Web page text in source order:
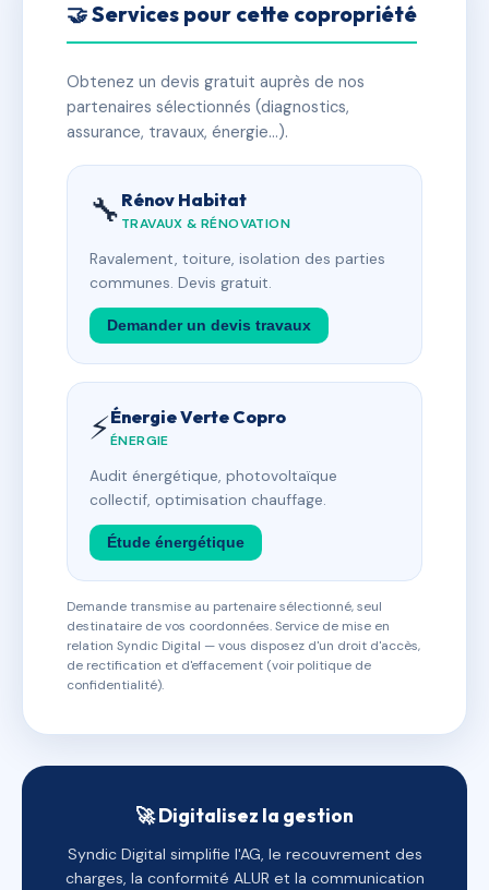
🤝 Services pour cette copropriété
Obtenez un devis gratuit auprès de nos
partenaires sélectionnés (diagnostics,
assurance, travaux, énergie…).
🔧 Rénov Habitat
TRAVAUX & RÉNOVATION
Ravalement, toiture, isolation des parties
communes. Devis gratuit.
Demander un devis travaux
⚡Énergie Verte Copro
ÉNERGIE
Audit énergétique, photovoltaïque
collectif, optimisation chauffage.
Étude énergétique
Demande transmise au partenaire sélectionné, seul
destinataire de vos coordonnées. Service de mise en
relation Syndic Digital — vous disposez d'un droit d'accès,
de rectification et d'effacement (voir politique de
confidentialité).
🚀 Digitalisez la gestion
Syndic Digital simplifie l'AG, le recouvrement des
charges, la conformité ALUR et la communication